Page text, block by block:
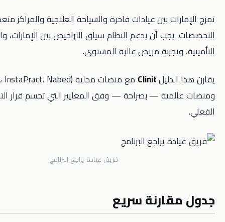
بين عيادات فاخرة والسياحة العلاجية والمراكز متعددة
أن يدعم النظام سياق التراخيص بين الإمارات، والفوترة
مريض عالية المستوى.
Clinit
مع منصات محلية (Healthigo، InstaPract، Nabed)
— بصراحة — وفق المعايير التي تحسم قرار التشغيل
فريق عيادة يراجع البرنامج
سريع